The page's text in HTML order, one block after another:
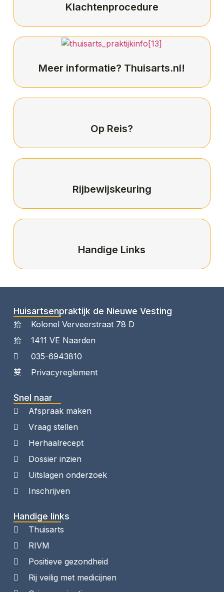
Klachtenprocedure
Meer informatie? Thuisarts.nl!
Op Reis?
Rijbewijskeuring
Handige Links
Huisartsenpraktijk de Nieuwe Vesting
Kolonel Verveerstraat 78 D
1411 VE Naarden
035-6943810
Privacyreglement
Snel naar
Afspraak maken
Vraag stellen
Herhaalrecept
Dossier inzien
Uitslagen onderzoek
Inschrijven
Handige links
Thuisarts
RIVM
Positieve gezondheid
Rij veilig met medicijnen